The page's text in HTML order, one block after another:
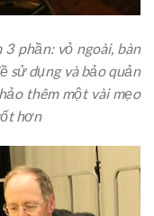
3 phần: vỏ ngoài, bàn
sử dụng và bảo quản
thêm một vài mẹo
hơn